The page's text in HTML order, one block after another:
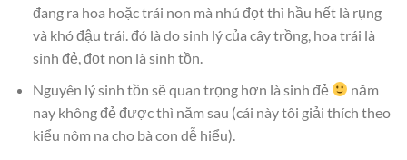
đang ra hoa hoặc trái non mà nhú đọt thì hầu hết là rụng
và khó đậu trái. đó là do sinh lý của cây trồng, hoa trái là
sinh đẻ, đọt non là sinh tồn.
Nguyên lý sinh tồn sẽ quan trọng hơn là sinh đẻ
năm
nay không đẻ được thì năm sau (cái này tôi giải thích theo
kiểu nôm na cho bà con dễ hiểu).